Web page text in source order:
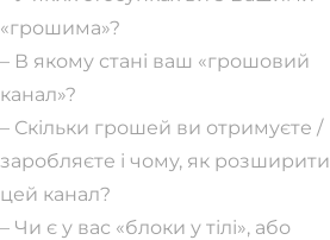
«грошима»?
– В якому стані ваш «грошовий
канал»?
– Скільки грошей ви отримуєте /
заробляєте і чому, як розширити
цей канал?
– Чи є у вас «блоки у тілі», або